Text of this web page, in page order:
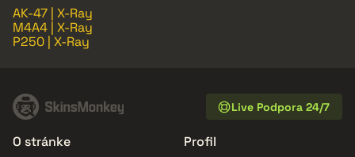
AK-47 | X-Ray
M4A4 | X-Ray
P250 | X-Ray
Live Podpora 24/7
O stránke
Profil